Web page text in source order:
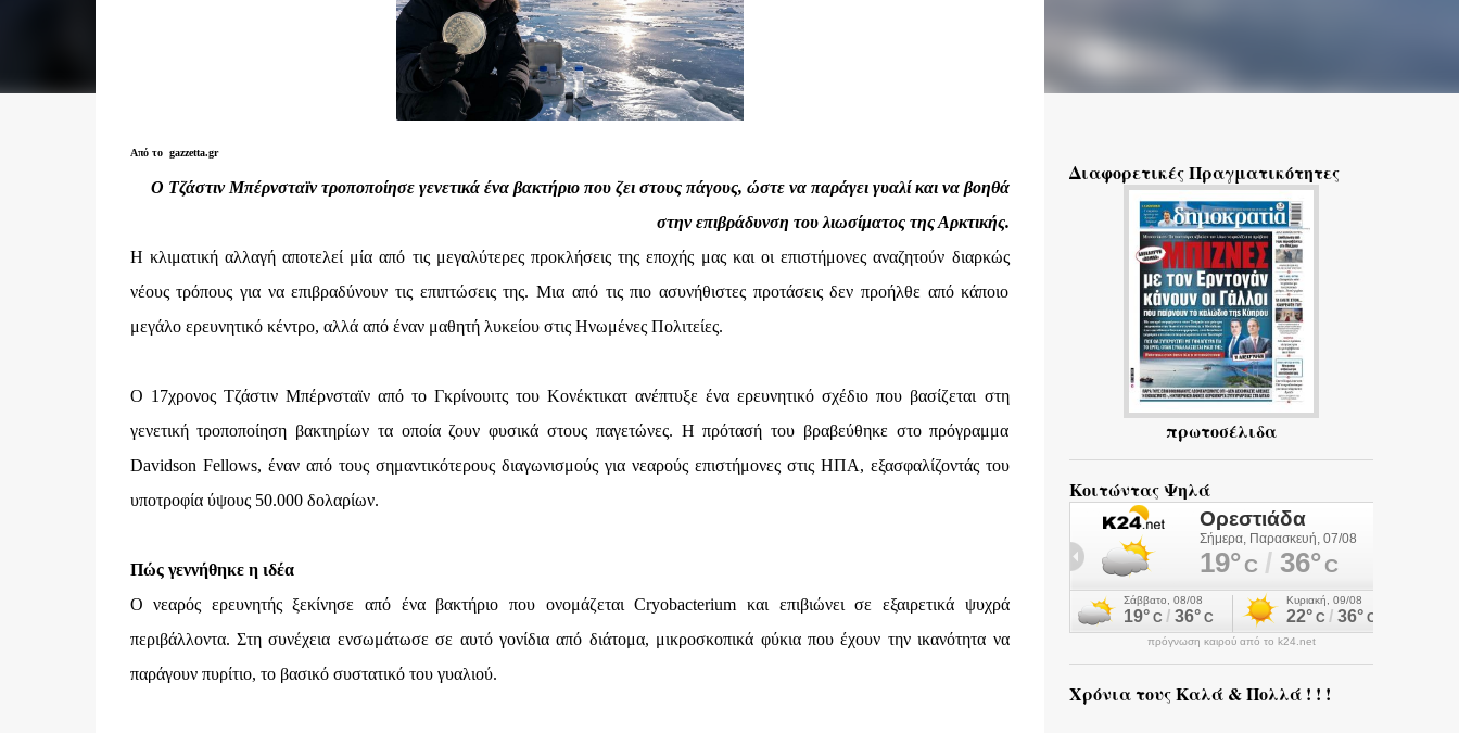
Από το gazzetta.gr
Ο Τζάστιν Μπέρνσταϊν τροποποίησε γενετικά ένα βακτήριο που ζει στους πάγους, ώστε να παράγει γυαλί και να βοηθά
στην επιβράδυνση του λιωσίματος της Αρκτικής.
Η κλιματική αλλαγή αποτελεί μία από τις μεγαλύτερες προκλήσεις της εποχής μας και οι επιστήμονες αναζητούν διαρκώς
νέους τρόπους για να επιβραδύνουν τις επιπτώσεις της. Μια από τις πιο ασυνήθιστες προτάσεις δεν προήλθε από κάποιο
μεγάλο ερευνητικό κέντρο, αλλά από έναν μαθητή λυκείου στις Ηνωμένες Πολιτείες.
Ο 17χρονος Τζάστιν Μπέρνσταϊν από το Γκρίνουιτς του Κονέκτικατ ανέπτυξε ένα ερευνητικό σχέδιο που βασίζεται στη
γενετική τροποποίηση βακτηρίων τα οποία ζουν φυσικά στους παγετώνες. Η πρότασή του βραβεύθηκε στο πρόγραμμα
Davidson Fellows, έναν από τους σημαντικότερους διαγωνισμούς για νεαρούς επιστήμονες στις ΗΠΑ, εξασφαλίζοντάς του
υποτροφία ύψους 50.000 δολαρίων.
Πώς γεννήθηκε η ιδέα
Ο νεαρός ερευνητής ξεκίνησε από ένα βακτήριο που ονομάζεται Cryobacterium και επιβιώνει σε εξαιρετικά ψυχρά
περιβάλλοντα. Στη συνέχεια ενσωμάτωσε σε αυτό γονίδια από διάτομα, μικροσκοπικά φύκια που έχουν την ικανότητα να
παράγουν πυρίτιο, το βασικό συστατικό του γυαλιού.
Διαφορετικές Πραγματικότητες
πρωτοσέλιδα
Κοιτώντας Ψηλά
πρόγνωση καιρού από το k24.net
Χρόνια τους Καλά & Πολλά ! ! !